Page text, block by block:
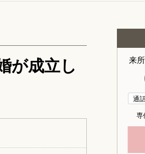
が成立し
来
通
専